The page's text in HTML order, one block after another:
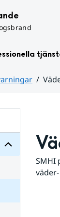
för
SMHI